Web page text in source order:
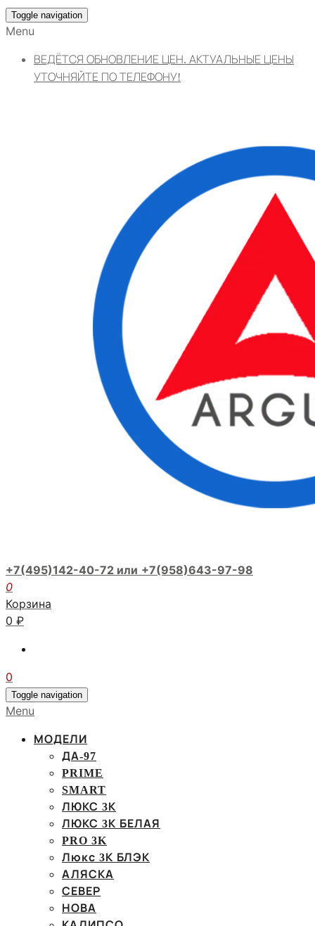
Toggle navigation
Menu
ВЕДЁТСЯ ОБНОВЛЕНИЕ ЦЕН. АКТУАЛЬНЫЕ ЦЕНЫ
УТОЧНЯЙТЕ ПО ТЕЛЕФОНУ!
+7(495)142-40-72 или +7(958)643-97-98
0
Корзина
0 ₽
0
Toggle navigation
Menu
МОДЕЛИ
ДА-97
PRIME
SMART
ЛЮКС 3К
ЛЮКС 3К БЕЛАЯ
PRO 3K
Люкс 3К БЛЭК
АЛЯСКА
СЕВЕР
НОВА